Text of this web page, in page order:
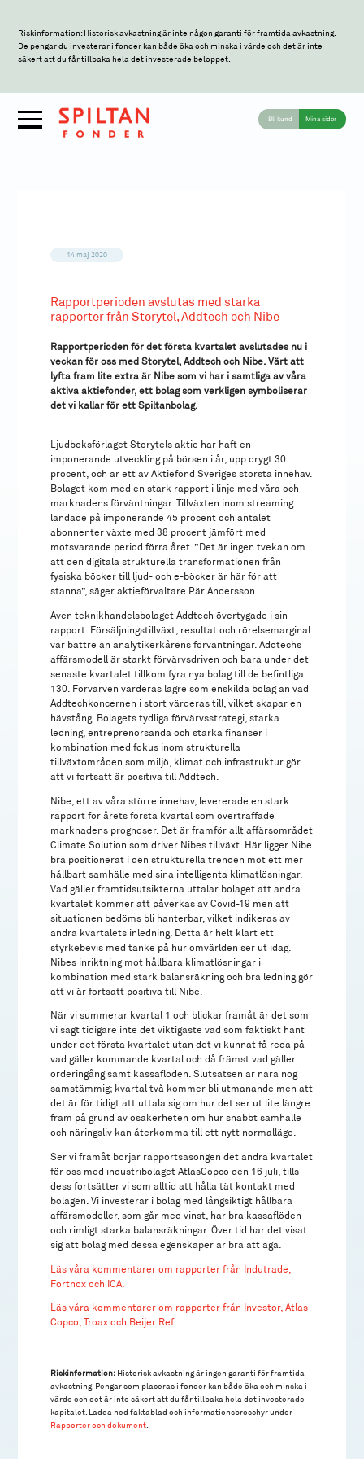
Riskinformation: Historisk avkastning är inte någon garanti för framtida avkastning.
De pengar du investerar i fonder kan både öka och minska i värde och det är inte
säkert att du får tillbaka hela det investerade beloppet.
Bli kund Mina sidor
14 maj 2020
Rapportperioden avslutas med starka
rapporter från Storytel, Addtech och Nibe
Rapportperioden för det första kvartalet avslutades nu i
veckan för oss med Storytel, Addtech och Nibe. Värt att
lyfta fram lite extra är Nibe som vi har i samtliga av våra
aktiva aktiefonder, ett bolag som verkligen symboliserar
det vi kallar för ett Spiltanbolag.
Ljudboksförlaget Storytels aktie har haft en
imponerande utveckling på börsen i år, upp drygt 30
procent, och är ett av Aktiefond Sveriges största innehav.
Bolaget kom med en stark rapport i linje med våra och
marknadens förväntningar. Tillväxten inom streaming
landade på imponerande 45 procent och antalet
abonnenter växte med 38 procent jämfört med
motsvarande period förra året. ”Det är ingen tvekan om
att den digitala strukturella transformationen från
fysiska böcker till ljud- och e-böcker är här för att
stanna”, säger aktieförvaltare Pär Andersson.
Även teknikhandelsbolaget Addtech övertygade i sin
rapport. Försäljningstillväxt, resultat och rörelsemarginal
var bättre än analytikerkårens förväntningar. Addtechs
affärsmodell är starkt förvärvsdriven och bara under det
senaste kvartalet tillkom fyra nya bolag till de befintliga
130. Förvärven värderas lägre som enskilda bolag än vad
Addtechkoncernen i stort värderas till, vilket skapar en
hävstång. Bolagets tydliga förvärvsstrategi, starka
ledning, entreprenörsanda och starka finanser i
kombination med fokus inom strukturella
tillväxtområden som miljö, klimat och infrastruktur gör
att vi fortsatt är positiva till Addtech.
Nibe, ett av våra större innehav, levererade en stark
rapport för årets första kvartal som överträffade
marknadens prognoser. Det är framför allt affärsområdet
Climate Solution som driver Nibes tillväxt. Här ligger Nibe
bra positionerat i den strukturella trenden mot ett mer
hållbart samhälle med sina intelligenta klimatlösningar.
Vad gäller framtidsutsikterna uttalar bolaget att andra
kvartalet kommer att påverkas av Covid-19 men att
situationen bedöms bli hanterbar, vilket indikeras av
andra kvartalets inledning. Detta är helt klart ett
styrkebevis med tanke på hur omvärlden ser ut idag.
Nibes inriktning mot hållbara klimatlösningar i
kombination med stark balansräkning och bra ledning gör
att vi är fortsatt positiva till Nibe.
När vi summerar kvartal 1 och blickar framåt är det som
vi sagt tidigare inte det viktigaste vad som faktiskt hänt
under det första kvartalet utan det vi kunnat få reda på
vad gäller kommande kvartal och då främst vad gäller
orderingång samt kassaflöden. Slutsatsen är nära nog
samstämmig; kvartal två kommer bli utmanande men att
det är för tidigt att uttala sig om hur det ser ut lite längre
fram på grund av osäkerheten om hur snabbt samhälle
och näringsliv kan återkomma till ett nytt normalläge.
Ser vi framåt börjar rapportsäsongen det andra kvartalet
för oss med industribolaget AtlasCopco den 16 juli, tills
dess fortsätter vi som alltid att hålla tät kontakt med
bolagen. Vi investerar i bolag med långsiktigt hållbara
affärsmodeller, som går med vinst, har bra kassaflöden
och rimligt starka balansräkningar. Över tid har det visat
sig att bolag med dessa egenskaper är bra att äga.
Läs våra kommentarer om rapporter från Indutrade,
Fortnox och ICA.
Läs våra kommentarer om rapporter från Investor, Atlas
Copco, Troax och Beijer Ref
Riskinformation: Historisk avkastning är ingen garanti för framtida
avkastning. Pengar som placeras i fonder kan både öka och minska i
värde och det är inte säkert att du får tillbaka hela det investerade
kapitalet. Ladda ned faktablad och informationsbroschyr under
Rapporter och dokument